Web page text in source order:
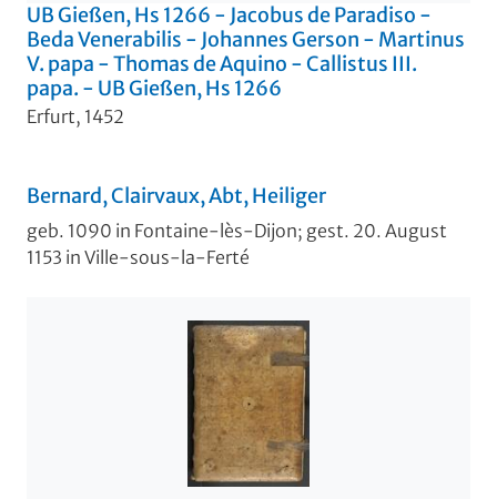
UB Gießen, Hs 1266 - Jacobus de Paradiso -
Beda Venerabilis - Johannes Gerson - Martinus
V. papa - Thomas de Aquino - Callistus III.
papa. - UB Gießen, Hs 1266
Erfurt, 1452
Bernard, Clairvaux, Abt, Heiliger
geb. 1090 in Fontaine-lès-Dijon; gest. 20. August
1153 in Ville-sous-la-Ferté